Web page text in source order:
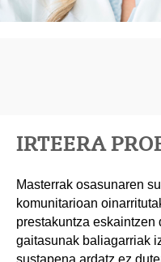
IRTEERA
Masterrak osasunaren
komunitarioan
prestakuntza eskaintzen
gaitasunak baliagarriak
sustapena ardatz ez